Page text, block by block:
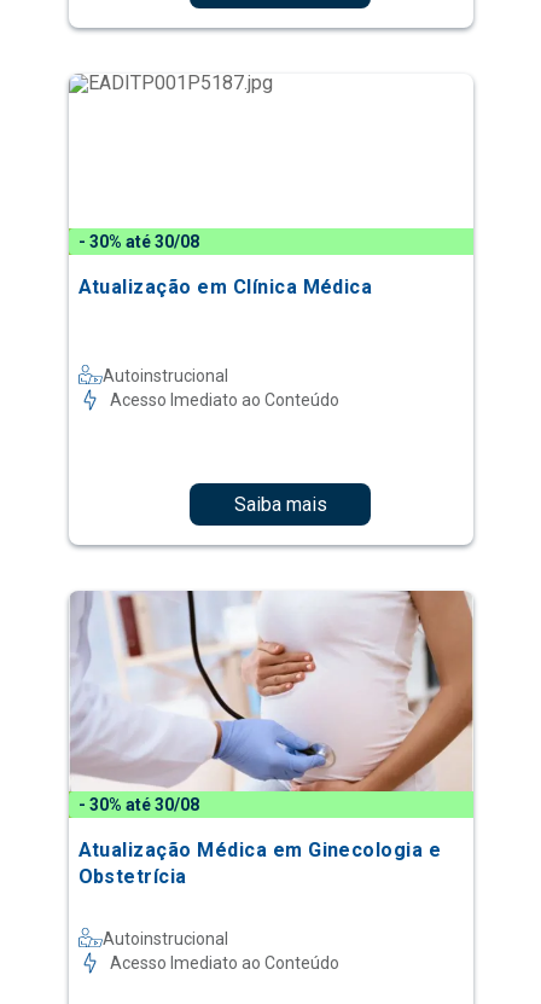
- 30% até 30/08
Atualização em Clínica Médica
Autoinstrucional
Acesso Imediato ao Conteúdo
Saiba mais
- 30% até 30/08
Atualização Médica em Ginecologia e
Obstetrícia
Autoinstrucional
Acesso Imediato ao Conteúdo